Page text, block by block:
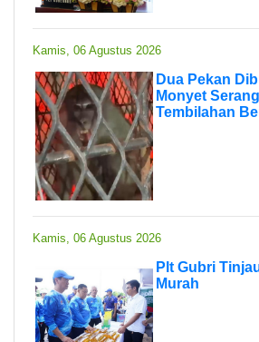
Kamis, 06 Agustus 2026
Dua Pekan
Monyet
Tembilahan
Kamis, 06 Agustus 2026
Plt Gubri
Murah